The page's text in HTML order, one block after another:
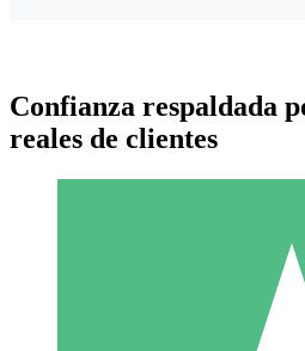
Paquetes de
Confianza respaldada
reales de clientes